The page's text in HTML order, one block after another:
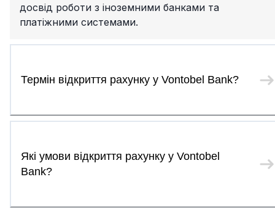
досвід роботи з іноземними банками та
платіжними системами.
Термін відкриття рахунку у Vontobel Bank?
Які умови відкриття рахунку у Vontobel
Bank?